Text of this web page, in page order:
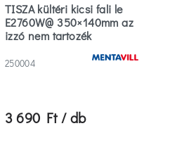
TISZA kültéri kicsi fali le
E2760W@ 350×140mm az
izzó nem tartozék
250004
3 690 Ft / db